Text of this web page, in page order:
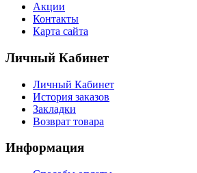
Акции
Контакты
Карта сайта
Личный Кабинет
Личный Кабинет
История заказов
Закладки
Возврат товара
Информация